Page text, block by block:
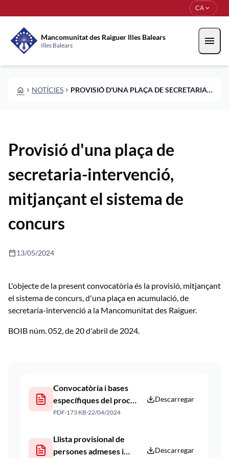
CA expand_more
Mancomunitat des Raiguer Illes Balears
Illes Balears menu
HOME CHEVRON_RIGHT NOTÍCIES CHEVRON_RIGHT PROVISIÓ D'UNA PLAÇA DE SECRETARIA-INTERVENCIÓ, MITJANÇANT EL SISTEMA DE CONCURS
Provisió d'una plaça de
secretaria-intervenció,
mitjançant el sistema de
concurs
calendar_today13/05/2024
L'objecte de la present convocatòria és la provisió, mitjançant
el sistema de concurs, d'una plaça en acumulació, de
secretaria-intervenció a la Mancomunitat des Raiguer.
BOIB núm. 052, de 20 d'abril de 2024.
Convocatòria i bases
específiques del procés.
Publicació web 22 04
PDF·173 KB·22/04/2024
Descarregar
Llista provisional de
persones admeses i
Descarregar